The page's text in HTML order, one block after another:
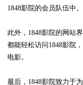
1848影院的会员队伍中。
此外，1848影院的网站
都能轻松访问1848影院
电影。
最后，1848影院致力于